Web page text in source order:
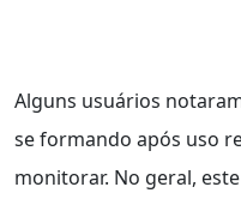
Alguns usuários
se formando após uso
monitorar. No geral,